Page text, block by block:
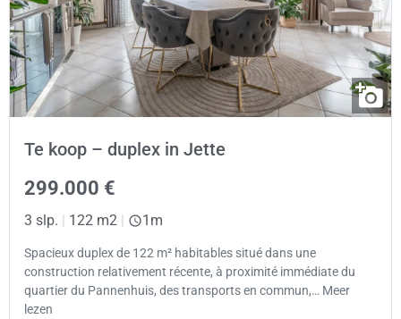
Te koop – duplex in Jette
299.000 €
3 slp. | 122 m2 | 1m
Spacieux duplex de 122 m² habitables situé dans une
construction relativement récente, à proximité immédiate du
quartier du Pannenhuis, des transports en commun,… Meer
lezen